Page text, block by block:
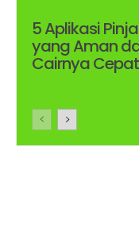
5 Aplikasi
yang Aman
Cairnya Cepat